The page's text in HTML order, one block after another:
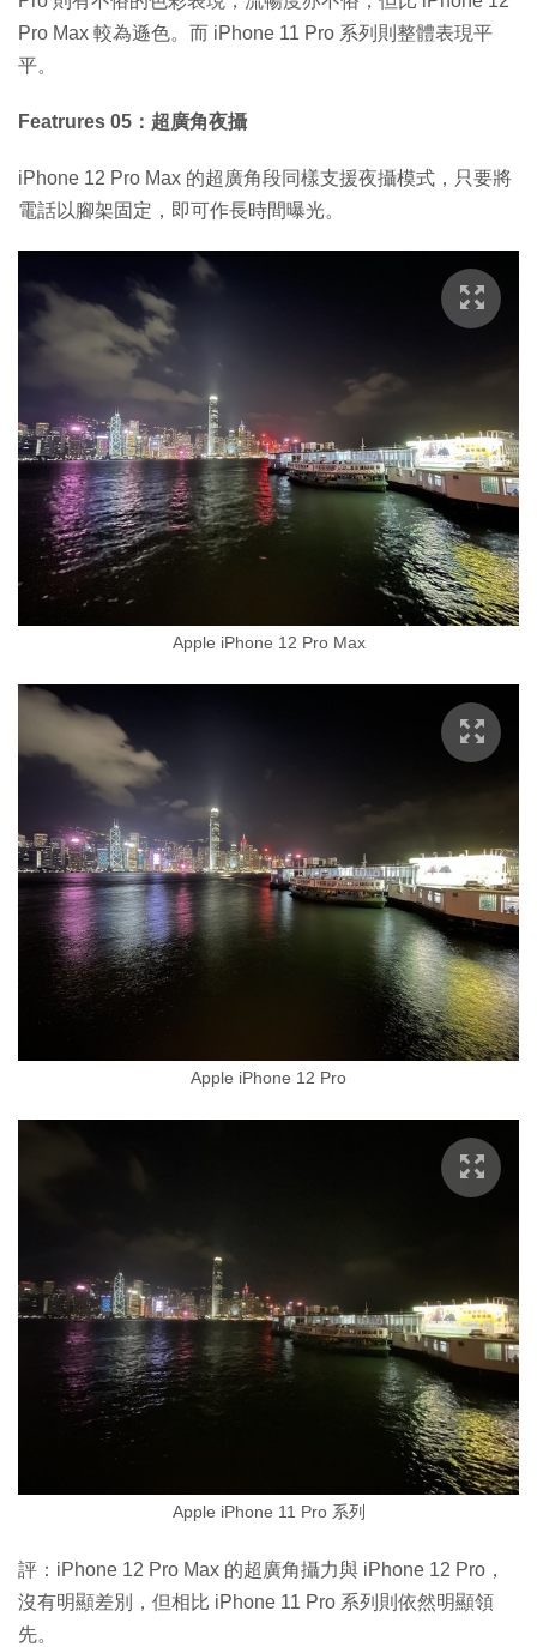
Pro Max 較為遜色。而 iPhone 11 Pro 系列則整體表現平
平。
Featrures 05：超廣角夜攝
iPhone 12 Pro Max 的超廣角段同樣支援夜攝模式，只要將
電話以腳架固定，即可作長時間曝光。
Apple iPhone 12 Pro Max
Apple iPhone 12 Pro
Apple iPhone 11 Pro 系列
評：iPhone 12 Pro Max 的超廣角攝力與 iPhone 12 Pro，
沒有明顯差別，但相比 iPhone 11 Pro 系列則依然明顯領
先。